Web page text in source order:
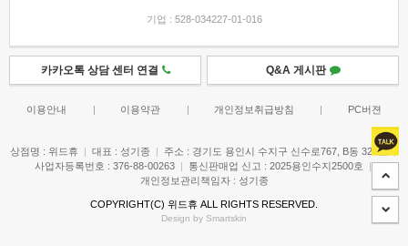
기업 : 528-034227-01-016
카카오톡 상담 센터 연결 Q&A 게시판
이용안내 | 이용약관 | 개인정보취급방침 | PC버젼
상점명 : 위드휴 | 대표 : 성기종 | 주소 : 경기도 용인시 수지구 신수로767, B동 327호 |
사업자등록번호 : 376-88-00263
| 통신판매업 신고 : 2025용인수지2500호
|
개인정보관리책임자 : 성기종
COPYRIGHT(C) 위드휴 ALL RIGHTS RESERVED.